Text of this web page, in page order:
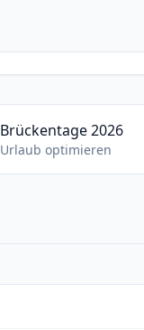
Brückentage 2026
Urlaub optimieren